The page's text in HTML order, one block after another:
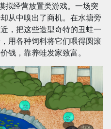
拟经营放置类游戏。一场突
从中嗅出了商机。在水塘旁
，把这些造型奇特的丑蛙一
用各种饲料将它们喂得圆滚
钱，靠养蛙发家致富。